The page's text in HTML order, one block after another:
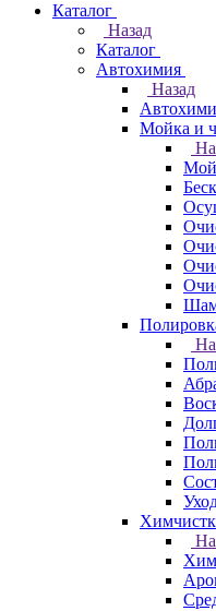
Каталог
Назад
Каталог
Автохимия
Назад
Мойка и